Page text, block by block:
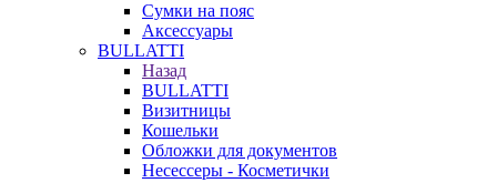
Сумки на пояс
Аксессуары
BULLATTI
Назад
BULLATTI
Визитницы
Кошельки
Обложки для документов
Несессеры - Косметички